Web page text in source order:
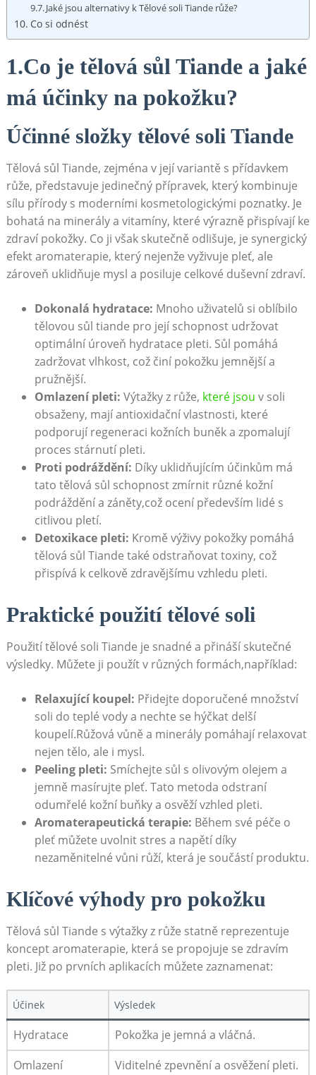
Jaké jsou ⁢alternativy k Tělové soli Tiande ⁢růže?
Co si odnést
1.Co je‌ tělová sůl Tiande a jaké
‌má účinky na pokožku?
Účinné ‍složky⁣ tělové soli Tiande
Tělová sůl Tiande, zejména v její⁤ variantě s‌ přídavkem⁤
růže, představuje jedinečný⁢ přípravek, který⁤ kombinuje
sílu přírody s moderními‍ kosmetologickými ‍poznatky. Je
bohatá na minerály a vitamíny, které výrazně⁢ přispívají ke
zdraví pokožky. Co ji však skutečně odlišuje, je synergický
efekt aromaterapie, který nejenže​ vyživuje pleť, ale
zároveň uklidňuje mysl a posiluje celkové⁢ duševní zdraví.
Dokonalá⁤ hydratace: Mnoho uživatelů si oblíbilo
tělovou sůl tiande pro její schopnost udržovat‌
optimální úroveň hydratace ⁢pleti. Sůl pomáhá
zadržovat vlhkost, což⁤ činí pokožku⁢ jemnější a
⁤pružnější.
Omlazení pleti: Výtažky z ‍růže, ​ které jsou ​ v soli
obsaženy,⁣ mají antioxidační ⁤vlastnosti,‍ které
podporují regeneraci kožních ⁣buněk a zpomalují
proces ​stárnutí pleti.
Proti ⁢podráždění: Díky uklidňujícím⁤ účinkům ⁤má
tato tělová sůl schopnost zmírnit různé kožní
podráždění a záněty,což ocení především ⁢lidé s
citlivou ⁢pletí.
Detoxikace pleti: Kromě ⁤výživy pokožky pomáhá
tělová sůl Tiande také odstraňovat⁣ toxiny, což
přispívá ​k celkově zdravějšímu ⁣vzhledu pleti.
Praktické použití tělové soli
Použití tělové soli Tiande je snadné a přináší skutečné
⁣výsledky. Můžete‌ ji ⁤použít v různých formách,například:
Relaxující koupel: Přidejte doporučené množství
soli do teplé vody ⁣a nechte se hýčkat⁣ delší
‌koupelí.Růžová vůně ⁢a minerály pomáhají relaxovat
nejen tělo, ale‌ i mysl.
Peeling pleti: Smíchejte sůl s olivovým olejem ⁣a
jemně masírujte pleť. Tato metoda odstraní
odumřelé ​kožní ​buňky a osvěží vzhled pleti.
Aromaterapeutická ⁤terapie: Během své péče ‌o
pleť můžete uvolnit stres a ‍napětí díky
nezaměnitelné vůni⁤ růží, která je součástí produktu.
Klíčové výhody⁣ pro pokožku
Tělová sůl Tiande s výtažky z růže statně reprezentuje
koncept aromaterapie, ⁣která se⁣ propojuje se zdravím
pleti. Již po ⁤prvních aplikacích můžete ​zaznamenat:
Účinek Výsledek
Hydratace
Pokožka⁢ je jemná a vláčná.
Omlazení
Viditelné⁤ zpevnění a ⁤osvěžení⁤ pleti.